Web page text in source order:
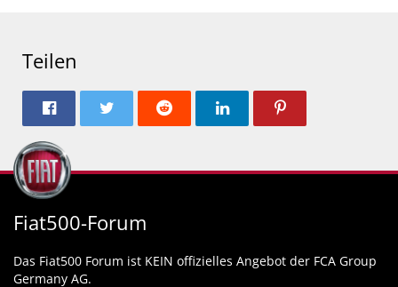
Teilen
Fiat500-Forum
Das Fiat500 Forum ist KEIN offizielles Angebot der FCA Group
Germany AG.